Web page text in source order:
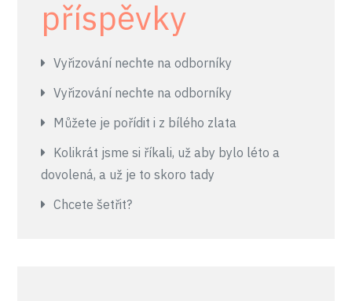
příspěvky
Vyřizování nechte na odborníky
Vyřizování nechte na odborníky
Můžete je pořídit i z bílého zlata
Kolikrát jsme si říkali, už aby bylo léto a
dovolená, a už je to skoro tady
Chcete šetřit?